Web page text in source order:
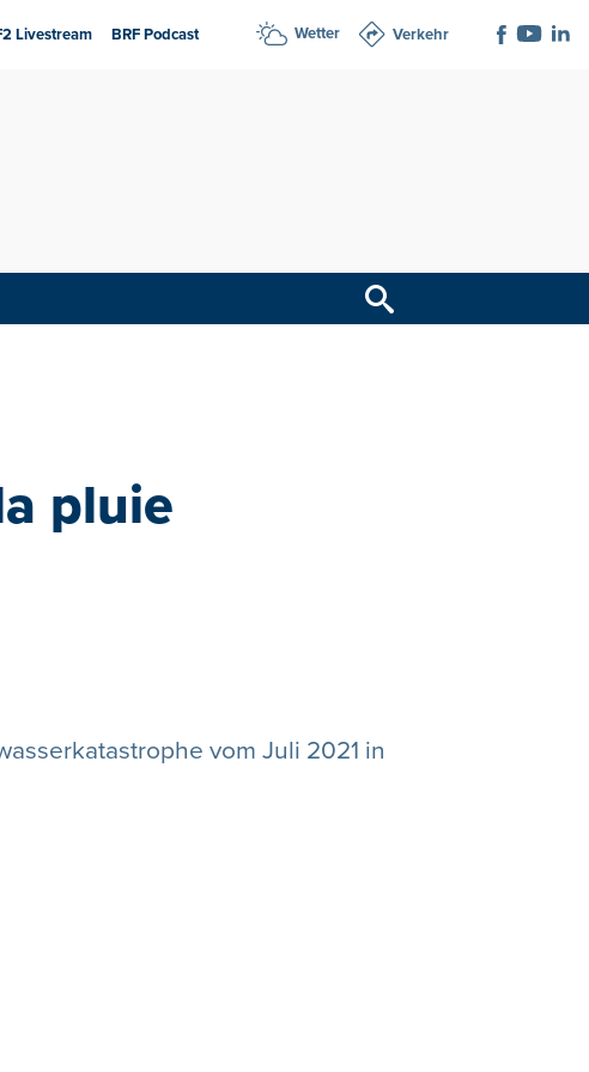
Livestream BRF Podcast Wetter Verkehr
pluie
vom Juli 2021 in